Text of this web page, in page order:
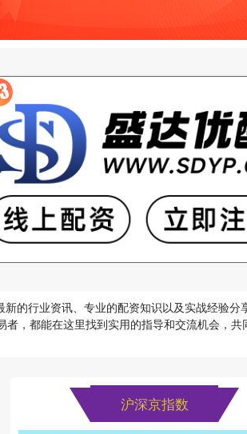
的行业资讯、专业的配资知识以及实战经验分
，都能在这里找到实用的指导和交流机会，共
沪深京指数